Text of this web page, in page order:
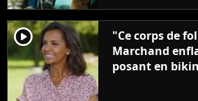
player2
"Ce corps de
Marchand
posant en